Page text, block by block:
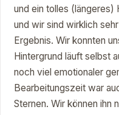
und ein tolles
und wir sind wirklich
Ergebnis. Wir konnten
Hintergrund läuft selbst
noch viel emotionaler
Bearbeitungszeit war
Sternen. Wir können ihn